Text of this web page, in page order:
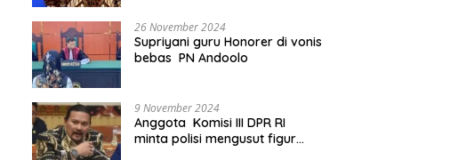
26 November 2024
Supriyani guru Honorer di vonis
bebas PN Andoolo
9 November 2024
Anggota Komisi III DPR RI
minta polisi mengusut figur